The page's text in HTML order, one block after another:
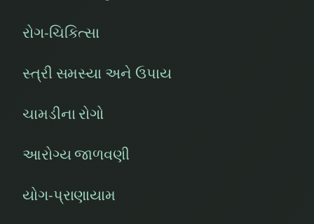
રોગ-ચિકિત્સા
સ્ત્રી સમસ્યા અને ઉપાય
ચામડીના રોગો
આરોગ્ય જાળવણી
યોગ-પ્રાણાયામ